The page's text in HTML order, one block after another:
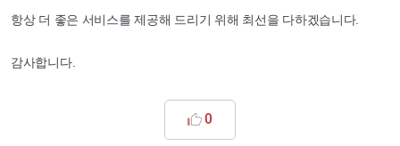
항상 더 좋은 서비스를 제공해 드리기 위해 최선을 다하겠습니다.
감사합니다.
0